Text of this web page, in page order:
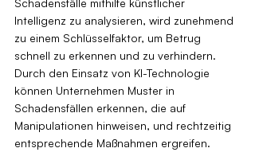
Schadensfälle mithilfe künstlicher
Intelligenz zu analysieren, wird zunehmend
zu einem Schlüsselfaktor, um Betrug
schnell zu erkennen und zu verhindern.
Durch den Einsatz von KI-Technologie
können Unternehmen Muster in
Schadensfällen erkennen, die auf
Manipulationen hinweisen, und rechtzeitig
entsprechende Maßnahmen ergreifen.